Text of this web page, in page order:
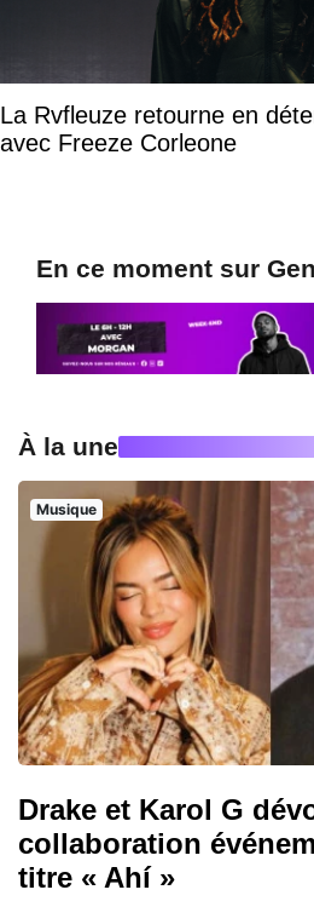
La Rvfleuze retourne en
avec Freeze Corleone
En ce moment sur
À la une
Musique
Drake et Karol G
collaboration
titre « Ahí »